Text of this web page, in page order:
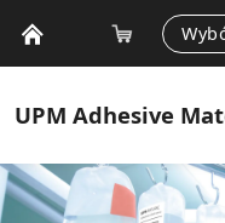
UPM Adhesive